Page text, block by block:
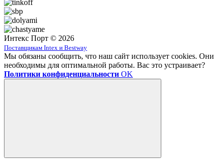
Интекс Порт © 2026
Поставщикам Intex и Bestway
Мы обязаны сообщить, что наш сайт использует cookies. Они
необходимы для оптимальной работы. Вас это устраивает?
Политики конфиденциальности OK